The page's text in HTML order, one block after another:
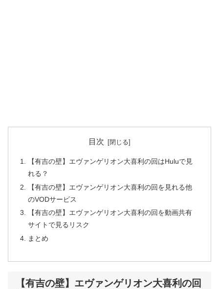
目次
【有吉の壁】エヴァンゲリオン大喜利の回はHuluで見
れる？
【有吉の壁】エヴァンゲリオン大喜利の回を見れる他
のVODサービス
【有吉の壁】エヴァンゲリオン大喜利の回を動画共有
サイトで見るリスク
まとめ
【有吉の壁】エヴァンゲリオン大喜利の回